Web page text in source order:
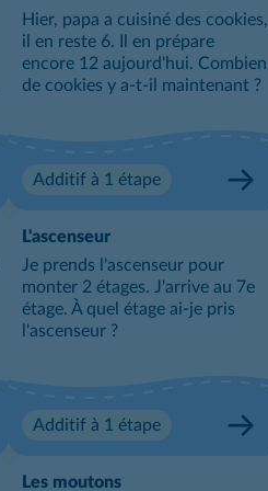
Hier, papa a cuisiné des cookies,
il en reste 6. Il en prépare
encore 12 aujourd'hui. Combien
de cookies y a-t-il maintenant ?
Additif à 1 étape
L'ascenseur
Je prends l'ascenseur pour
monter 2 étages. J'arrive au 7e
étage. À quel étage ai-je pris
l'ascenseur ?
Additif à 1 étape
Les moutons